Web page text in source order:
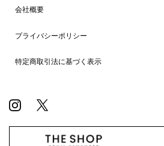
会社概要
プライバシーポリシー
特定商取引法に基づく表示